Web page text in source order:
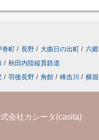
巻町 / 長野 / 大曲日の出町 / 六郷
/ 秋田内陸縦貫鉄道
/ 羽後長野 / 角館 / 峰吉川 / 横堀
会社カシータ(casita)